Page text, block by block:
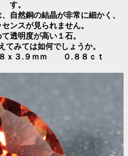
す。
自然銅の結晶が非常に細かく、
ンスが見られません。
透明度が高い１石。
てみては如何でしょうか。
ｘ３.９ｍｍ ０.８８ｃｔ